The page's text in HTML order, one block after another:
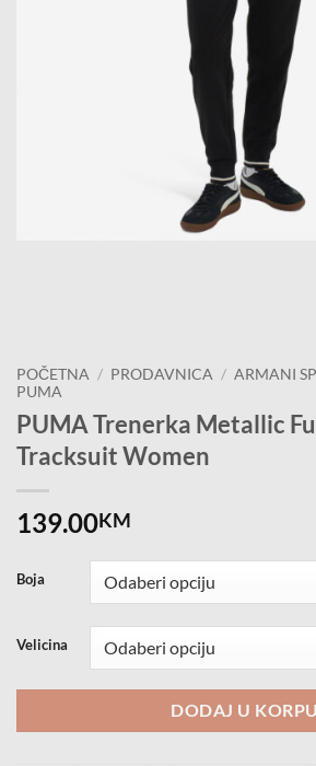
POČETNA / PRODAVNICA / ARMANI
PUMA
PUMA Trenerka Metallic
Tracksuit Women
139.00KM
Boja
Velicina
DODAJ U KORPU